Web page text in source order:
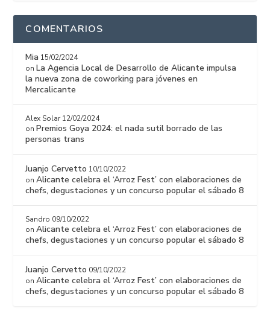
COMENTARIOS
Mia 15/02/2024
onLa Agencia Local de Desarrollo de Alicante impulsa
la nueva zona de coworking para jóvenes en
Mercalicante
Alex Solar 12/02/2024
onPremios Goya 2024: el nada sutil borrado de las
personas trans
Juanjo Cervetto 10/10/2022
onAlicante celebra el ‘Arroz Fest’ con elaboraciones de
chefs, degustaciones y un concurso popular el sábado 8
Sandro 09/10/2022
onAlicante celebra el ‘Arroz Fest’ con elaboraciones de
chefs, degustaciones y un concurso popular el sábado 8
Juanjo Cervetto 09/10/2022
onAlicante celebra el ‘Arroz Fest’ con elaboraciones de
chefs, degustaciones y un concurso popular el sábado 8